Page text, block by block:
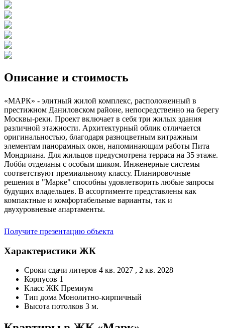
Описание и стоимость
«МАРК» - элитный жилой комплекс, расположенный в
престижном Даниловском районе, непосредственно на берегу
Москвы-реки. Проект включает в себя три жилых здания
различной этажности. Архитектурный облик отличается
оригинальностью, благодаря разноцветным витражным
элементам панорамных окон, напоминающим работы Пита
Мондриана. Для жильцов предусмотрена терраса на 35 этаже.
Лобби отделаны с особым шиком. Инженерные системы
соответствуют премиальному классу. Планировочные
решения в "Марке" способны удовлетворить любые запросы
будущих владельцев. В ассортименте представлены как
компактные и комфортабельные варианты, так и
двухуровневые апартаменты.
Получите презентацию объекта
Характеристики ЖК
Сроки сдачи литеров 4 кв. 2027 , 2 кв. 2028
Корпусов 1
Класс ЖК Премиум
Тип дома Монолитно-кирпичный
Высота потолков 3 м.